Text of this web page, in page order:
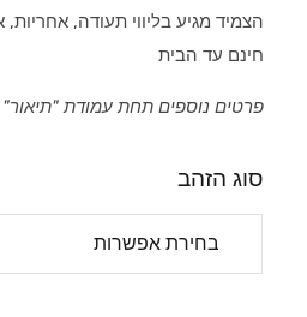
הצמיד מגיע בליווי תעודה,
חינם עד הבית
פרטים נוספים תחת עמודת
סוג הזהב